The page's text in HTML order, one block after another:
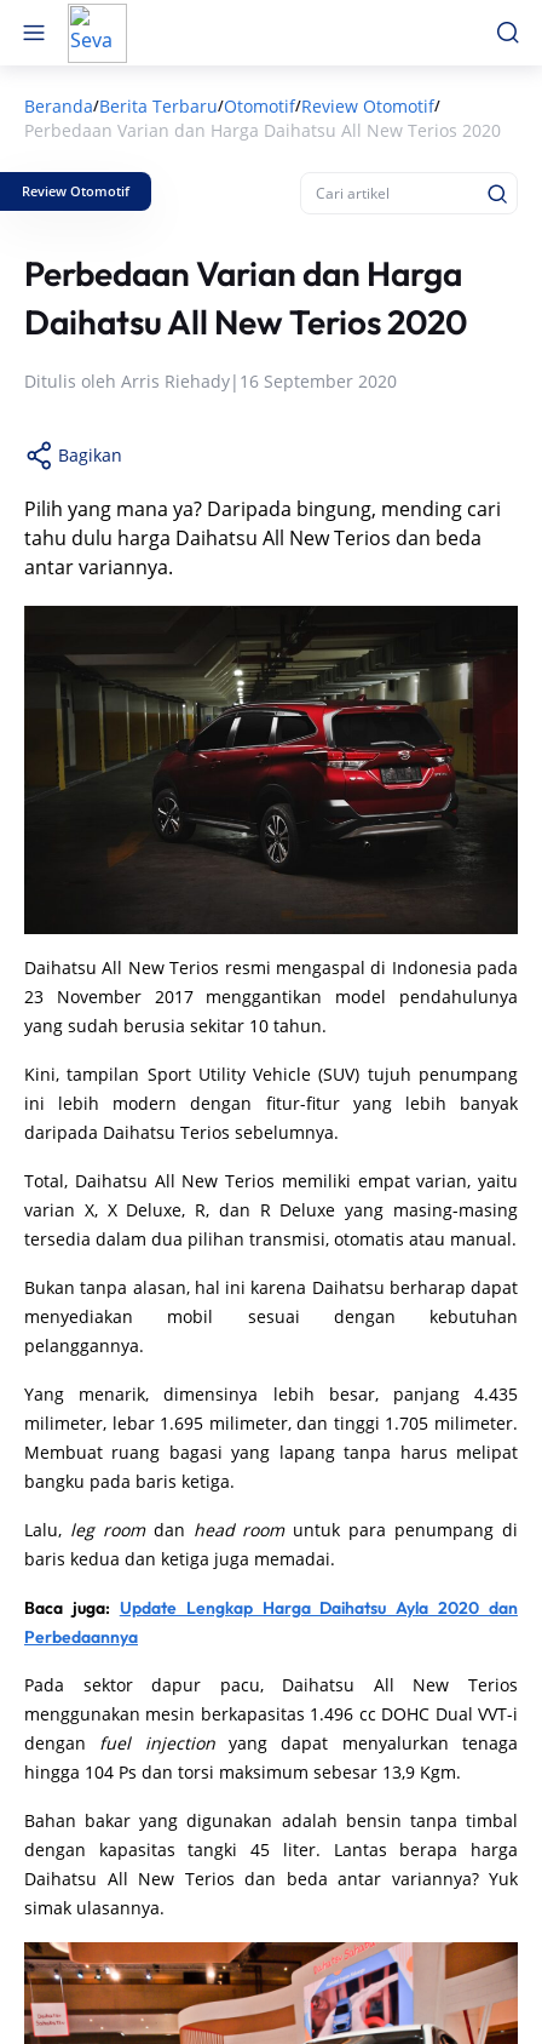
Beranda/Berita Terbaru/Otomotif/Review Otomotif/
Perbedaan Varian dan Harga Daihatsu All New Terios 2020
Review Otomotif
Perbedaan Varian dan Harga
Daihatsu All New Terios 2020
Ditulis oleh Arris Riehady| 16 September 2020
Bagikan
Pilih yang mana ya? Daripada bingung, mending cari
tahu dulu harga Daihatsu All New Terios dan beda
antar variannya.
Daihatsu All New Terios resmi mengaspal di Indonesia pada
23 November 2017 menggantikan model pendahulunya
yang sudah berusia sekitar 10 tahun.
Kini, tampilan Sport Utility Vehicle (SUV) tujuh penumpang
ini lebih modern dengan fitur-fitur yang lebih banyak
daripada Daihatsu Terios sebelumnya.
Total, Daihatsu All New Terios memiliki empat varian, yaitu
varian X, X Deluxe, R, dan R Deluxe yang masing-masing
tersedia dalam dua pilihan transmisi, otomatis atau manual.
Bukan tanpa alasan, hal ini karena Daihatsu berharap dapat
menyediakan mobil sesuai dengan kebutuhan
pelanggannya.
Yang menarik, dimensinya lebih besar, panjang 4.435
milimeter, lebar 1.695 milimeter, dan tinggi 1.705 milimeter.
Membuat ruang bagasi yang lapang tanpa harus melipat
bangku pada baris ketiga.
Lalu, leg roomdan head roomuntuk para penumpang di
baris kedua dan ketiga juga memadai.
Baca juga: Update Lengkap Harga Daihatsu Ayla 2020 dan
Perbedaannya
Pada sektor dapur pacu, Daihatsu All New Terios
menggunakan mesin berkapasitas 1.496 cc DOHC Dual VVT-i
dengan fuel injectionyang dapat menyalurkan tenaga
hingga 104 Ps dan torsi maksimum sebesar 13,9 Kgm.
Bahan bakar yang digunakan adalah bensin tanpa timbal
dengan kapasitas tangki 45 liter. Lantas berapa harga
Daihatsu All New Terios dan beda antar variannya? Yuk
simak ulasannya.